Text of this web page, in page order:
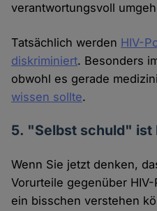
verantwortungsvoll
Tatsächlich werden HIV-
diskriminiert. Besonders
obwohl es gerade
wissen sollte.
5. "Selbst schuld" ist
Wenn Sie jetzt denken,
Vorurteile gegenüber
ein bisschen verstehen